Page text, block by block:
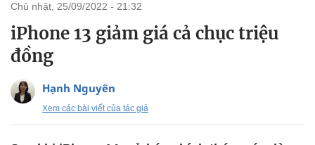
chủ nhật, 25/09/2022 - 21:32
iPhone 13 giảm giá cả chục triệu
đồng
Hạnh Nguyên
Xem các bài viết của tác giả